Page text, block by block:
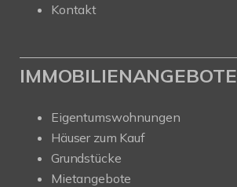
Kontakt
IMMOBILIENANGEBOTE
Eigentumswohnungen
Häuser zum Kauf
Grundstücke
Mietangebote